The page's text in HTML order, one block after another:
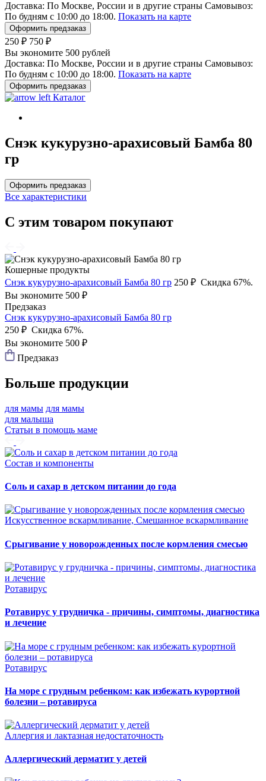
Доставка: По Москве, России и в другие страны Самовывоз:
По будням с 10:00 до 18:00. Показать на карте
Оформить предзаказ
250 ₽ 750 ₽
Вы экономите 500 рублей
Доставка: По Москве, России и в другие страны Самовывоз:
По будням с 10:00 до 18:00. Показать на карте
Оформить предзаказ
Каталог
Снэк кукурузно-арахисовый Бамба 80
гр
Оформить предзаказ
Все характеристики
С этим товаром покупают
Кошерные продукты
Снэк кукурузно-арахисовый Бамба 80 гр 250 ₽ Скидка 67%.
Вы экономите 500 ₽
Предзаказ
Снэк кукурузно-арахисовый Бамба 80 гр
250 ₽ Скидка 67%.
Вы экономите 500 ₽
Предзаказ
Больше продукции
для мамы для мамы
для малыша
Статьи в помощь маме
Состав и компоненты
Соль и сахар в детском питании до года
Искусственное вскармливание, Смешанное вскармливание
Срыгивание у новорожденных после кормления смесью
Ротавирус
Ротавирус у грудничка - причины, симптомы, диагностика
и лечение
Ротавирус
На море с грудным ребенком: как избежать курортной
болезни – ротавируса
Аллергия и лактазная недостаточность
Аллергический дерматит у детей